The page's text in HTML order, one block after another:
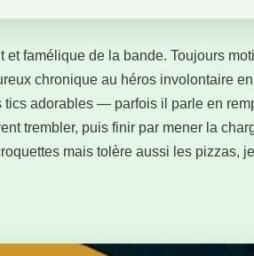
famélique de la bande. Toujours
chronique au héros involontaire
adorables — parfois il parle en
trembler, puis finir par mener la
mais tolère aussi les pizzas,